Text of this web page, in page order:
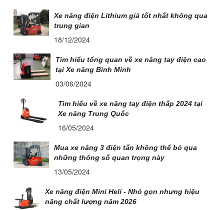
Xe nâng điện Lithium giá tốt nhất không qua
trung gian
18/12/2024
Tìm hiểu tổng quan về xe nâng tay điện cao
tại Xe nâng Bình Minh
03/06/2024
Tìm hiểu về xe nâng tay điện thấp 2024 tại
Xe nâng Trung Quốc
16/05/2024
Mua xe nâng 3 điện tấn không thể bỏ qua
những thông số quan trọng này
13/05/2024
Xe nâng điện Mini Heli - Nhỏ gọn nhưng hiệu
năng chất lượng năm 2026